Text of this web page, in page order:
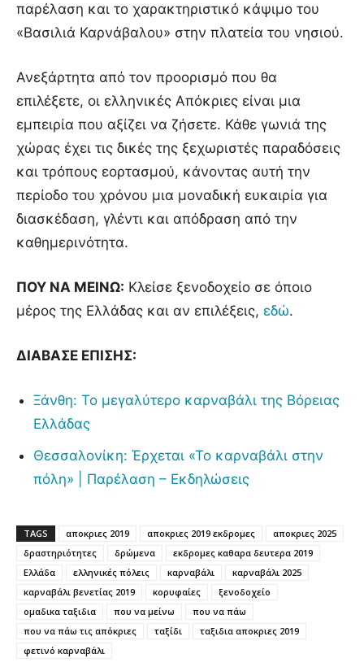
παρέλαση και το χαρακτηριστικό κάψιμο του
«Βασιλιά Καρνάβαλου» στην πλατεία του νησιού.
Ανεξάρτητα από τον προορισμό που θα
επιλέξετε, οι ελληνικές Απόκριες είναι μια
εμπειρία που αξίζει να ζήσετε. Κάθε γωνιά της
χώρας έχει τις δικές της ξεχωριστές παραδόσεις
και τρόπους εορτασμού, κάνοντας αυτή την
περίοδο του χρόνου μια μοναδική ευκαιρία για
διασκέδαση, γλέντι και απόδραση από την
καθημερινότητα.
ΠΟΥ ΝΑ ΜΕΙΝΩ: Κλείσε ξενοδοχείο σε όποιο
μέρος της Ελλάδας και αν επιλέξεις, εδώ.
ΔΙΑΒΑΣΕ ΕΠΙΣΗΣ:
Ξάνθη: To μεγαλύτερο καρναβάλι της Βόρειας
Ελλάδας
Θεσσαλονίκη: Έρχεται «Το καρναβάλι στην
πόλη» | Παρέλαση – Εκδηλώσεις
TAGS αποκριες 2019 αποκριες 2019 εκδρομες
αποκριες 2025
δραστηριότητες
δρώμενα
εκδρομες καθαρα δευτερα 2019
Ελλάδα
ελληνικές πόλεις καρναβάλι
καρναβάλι 2025
καρναβάλι βενετίας 2019
κορυφαίες
ξενοδοχείο
ομαδικα ταξιδια
που να μείνω
που να πάω
που να πάω τις απόκριες
ταξίδι
ταξιδια αποκριες 2019
φετινό καρναβάλι